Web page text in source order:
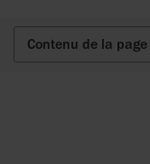
Contenu de la page